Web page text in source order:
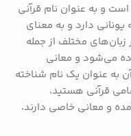
و به عنوان نام قرآنی
دارد و به معنای
مختلف از جمله
می‌شود و معانی
به عنوان یک نام شناخته
قرآنی هستید،
و معانی خاصی دارند،